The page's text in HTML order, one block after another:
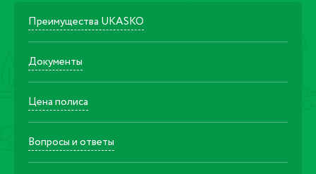
Преимущества UKASKO
Документы
Цена полиса
Вопросы и ответы